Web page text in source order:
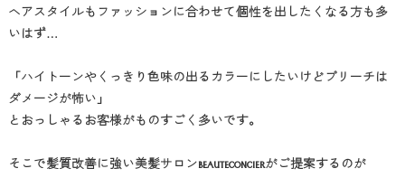
ヘアスタイルもファッションに合わせて個性を出したくなる方も多
いはず…
「ハイトーンやくっきり色味の出るカラーにしたいけどブリーチは
ダメージが怖い」
とおっしゃるお客様がものすごく多いです。
そこで髪質改善に強い美髪サロンBEAUTECONCIERがご提案するのが